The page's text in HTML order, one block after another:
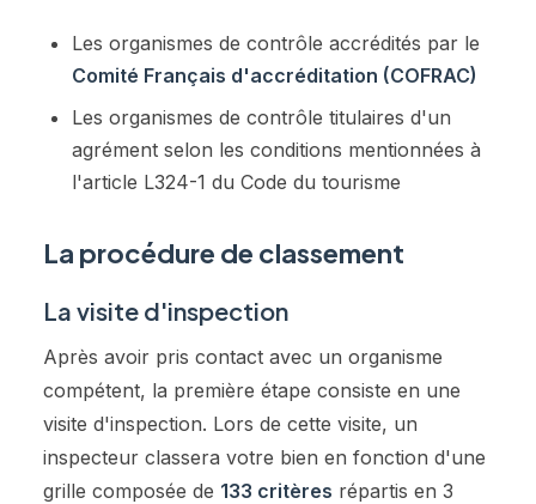
Les organismes de contrôle accrédités par le
Comité Français d'accréditation (COFRAC)
Les organismes de contrôle titulaires d'un
agrément selon les conditions mentionnées à
l'article L324-1 du Code du tourisme
La procédure de classement
La visite d'inspection
Après avoir pris contact avec un organisme
compétent, la première étape consiste en une
visite d'inspection. Lors de cette visite, un
inspecteur classera votre bien en fonction d'une
grille composée de 133 critères répartis en 3